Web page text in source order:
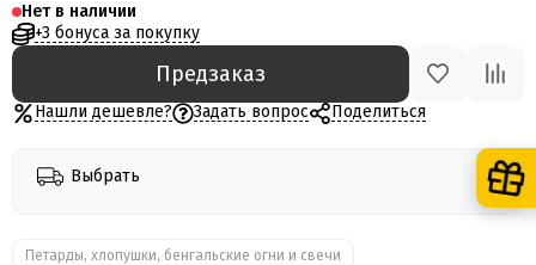
Нет в наличии
+3 бонуса за покупку
Предзаказ
Нашли дешевле? Задать вопрос Поделиться
Выбрать
Петарды, хлопушки, бенгальские огни и свечи